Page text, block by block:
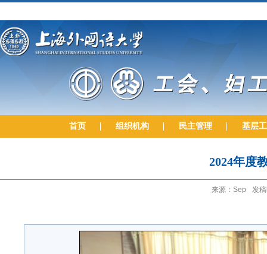
首页 组织机构 民主管理 基层
2024年度
来源：Sep 发